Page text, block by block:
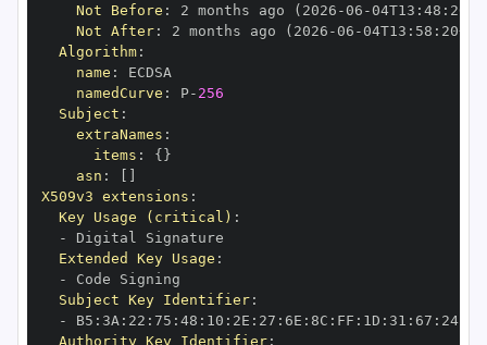
Not Before : 2 months ago (2026 -06 -04T13 : 48 :
Not After: 2 months ago (2026 -06 -04T13 : 58 : 20+00
Algorithm:
name :
namedCurve : P- 256
Subject :
extraNames :
items : { }
asn :
X509v3 extensions :
Key Usage (critical) :
-
Extended Key Usage :
-
Subject Key Identifier:
-
B5 : 3A : 22 : 75 : 48 : 10 : 2E : 27 : 6E : 8C : FF : 1D : 31 : 67 : 24:
Authority Key Identifier: